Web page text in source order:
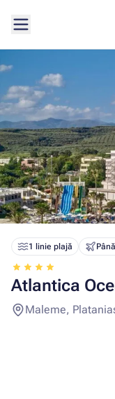
1 linie plajă
Atlantica
Maleme,